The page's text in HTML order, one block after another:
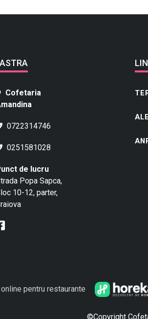
Cofetaria
0722314746
0251581028
de lucru
Popa Sapca,
10-12, parter,
pentru restaurante
©Copyright